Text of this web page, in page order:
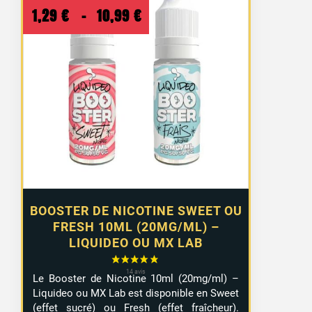
BOOSTER DE NICOTINE SWEET OU
FRESH 10ML (20MG/ML) –
LIQUIDEO OU MX LAB
1,29 € – 10,99 €
Plage
de
prix :
1,29 €
10,99 €
Le Booster de Nicotine 10ml (20mg/ml) –
Liquideo ou MX Lab est disponible en Sweet
(effet sucré) ou Fresh (effet fraîcheur).